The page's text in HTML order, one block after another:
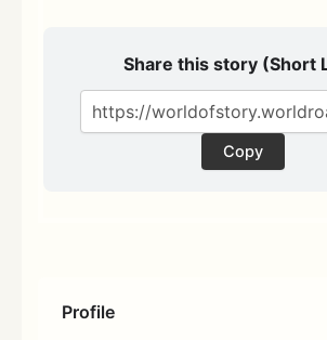
Profile
Share this story (Short
Copy